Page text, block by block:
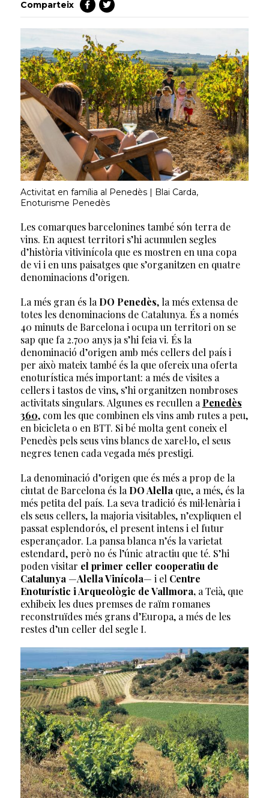
Comparteix
Activitat en família al Penedès | Blai Carda,
Enoturisme Penedès
Les comarques barcelonines també són terra de
vins. En aquest territori s’hi acumulen segles
d’història vitivinícola que es mostren en una copa
de vi i en uns paisatges que s’organitzen en quatre
denominacions d’origen.
La més gran és la DO Penedès, la més extensa de
totes les denominacions de Catalunya. És a només
40 minuts de Barcelona i ocupa un territori on se
sap que fa 2.700 anys ja s’hi feia vi. És la
denominació d’origen amb més cellers del país i
per això mateix també és la que ofereix una oferta
enoturística més important: a més de visites a
cellers i tastos de vins, s’hi organitzen nombroses
activitats singulars. Algunes es recullen a Penedès
360, com les que combinen els vins amb rutes a peu,
en bicicleta o en BTT. Si bé molta gent coneix el
Penedès pels seus vins blancs de xarel·lo, el seus
negres tenen cada vegada més prestigi.
La denominació d’origen que és més a prop de la
ciutat de Barcelona és la DO Alella que, a més, és la
més petita del país. La seva tradició és mil·lenària i
els seus cellers, la majoria visitables, n’expliquen el
passat esplendorós, el present intens i el futur
esperançador. La pansa blanca n’és la varietat
estendard, però no és l’únic atractiu que té. S’hi
poden visitar el primer celler cooperatiu de
Catalunya —Alella Vinícola— i el Centre
Enoturístic i Arqueològic de Vallmora, a Teià, que
exhibeix les dues premses de raïm romanes
reconstruïdes més grans d’Europa, a més de les
restes d’un celler del segle I.